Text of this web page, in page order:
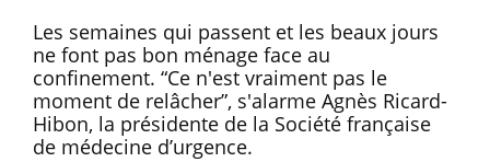
Les semaines qui passent et les beaux jours
ne font pas bon ménage face au
confinement. “Ce n'est vraiment pas le
moment de relâcher”, s'alarme Agnès Ricard-
Hibon, la présidente de la Société française
de médecine d’urgence.